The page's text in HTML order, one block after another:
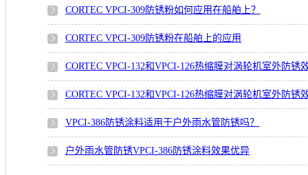
CORTEC VPCI-309防锈粉如何应用在船舶上？
CORTEC VPCI-309防锈粉在船舶上的应用
CORTEC VPCI-132和VPCI-126热缩膜对涡轮机室外防锈
CORTEC VPCI-132和VPCI-126热缩膜对涡轮机室外防锈
VPCI-386防锈涂料适用于户外雨水管防锈吗？
户外雨水管防锈VPCI-386防锈涂料效果优异